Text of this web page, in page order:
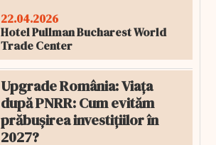
22.04.2026
Hotel Pullman Bucharest World
Trade Center
Upgrade România: Viața
după PNRR: Cum evităm
prăbușirea investițiilor în
2027?